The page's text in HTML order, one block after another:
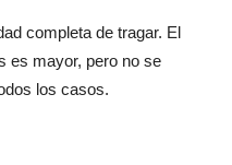
completa de tragar. El
es mayor, pero no se
los casos.